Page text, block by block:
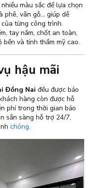
màu sắc để lựa chọn
phê, vân gỗ… giúp dễ
từng công trình.
tay nắm, chốt an toàn,
bền và tính thẩm mỹ cao.
hậu mãi
Đồng Nai đều được bảo
hàng còn được hỗ
phí trong thời gian bảo
sẵn sàng hỗ trợ 24/7,
chóng.